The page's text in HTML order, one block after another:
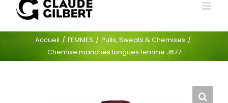
Accueil FEMMES
Pulls, Sweats & Chemises
Chemise manches longues femme J677